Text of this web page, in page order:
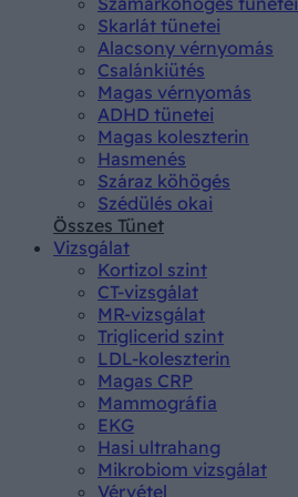
Skarlát tünetei
Alacsony vérnyomás
Csalánkiütés
Magas vérnyomás
ADHD tünetei
Magas koleszterin
Hasmenés
Száraz köhögés
Szédülés okai
Összes Tünet
Vizsgálat
Kortizol szint
CT-vizsgálat
MR-vizsgálat
Triglicerid szint
LDL-koleszterin
Magas CRP
Mammográfia
EKG
Hasi ultrahang
Mikrobiom vizsgálat
Vérvétel